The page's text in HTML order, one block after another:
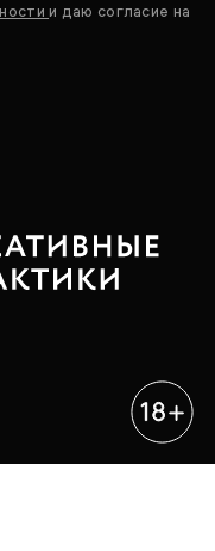
и даю согласие на